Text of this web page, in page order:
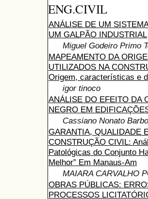
ENG.CIVIL
ANÁLISE DE UM
UM GALPÃO INDUSTRIAL
Miguel Godeiro Primo
MAPEAMENTO DA
UTILIZADOS NA
Origem, características e
igor tinoco
ANÁLISE DO EFEITO DA
NEGRO EM
Cassiano Nonato
GARANTIA, QUALIDADE
CONSTRUÇÃO CIVIL:
Patológicas do Conjunto
Melhor” Em Manaus-Am
MAIARA CARVALHO
OBRAS PÚBLICAS:
PROCESSOS